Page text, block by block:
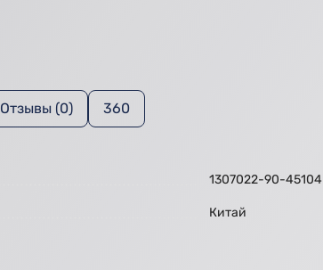
Отзывы (0) 360
1307022-90-45104
Китай